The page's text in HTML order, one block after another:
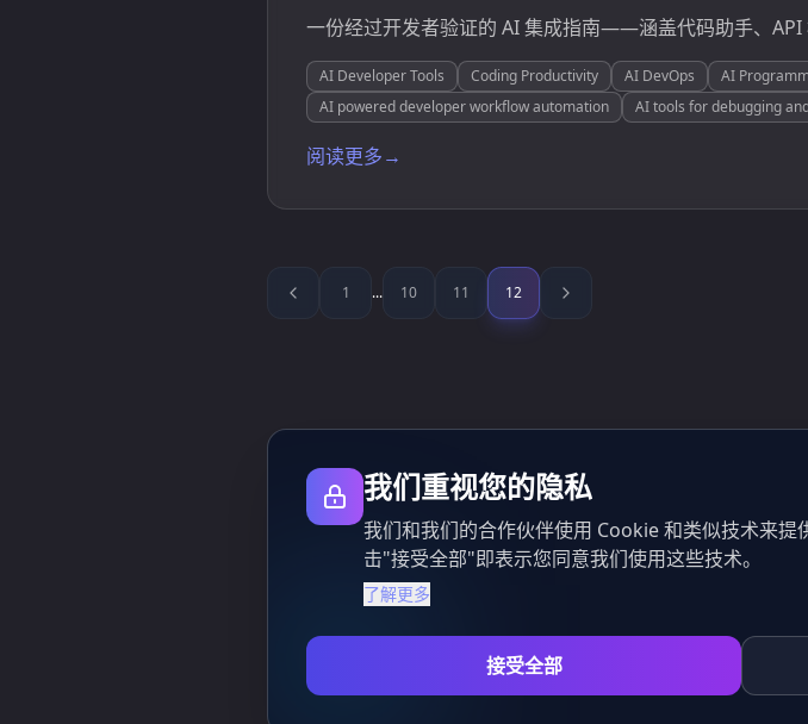
一份经过开发者验证的 AI 集成指南——涵盖代码助手、API
AI Developer Tools Coding Productivity AI DevOps AI
AI powered developer workflow automation
AI tools for debugging
阅读更多→
1 ... 10 11 12
我们重视您的隐私
我们和我们的合作伙伴使用 Cookie 和类似技术来
击"接受全部"即表示您同意我们使用这些技术。
了解更多
接受全部